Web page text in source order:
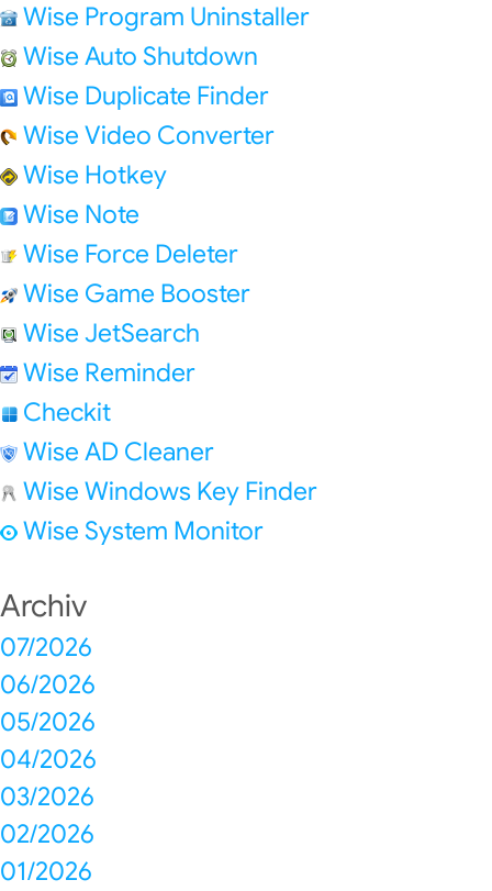
Wise Program Uninstaller
Wise Auto Shutdown
Wise Duplicate Finder
Wise Video Converter
Wise Hotkey
Wise Note
Wise Force Deleter
Wise Game Booster
Wise JetSearch
Wise Reminder
Checkit
Wise AD Cleaner
Wise Windows Key Finder
Wise System Monitor
Archiv
07/2026
06/2026
05/2026
04/2026
03/2026
02/2026
01/2026